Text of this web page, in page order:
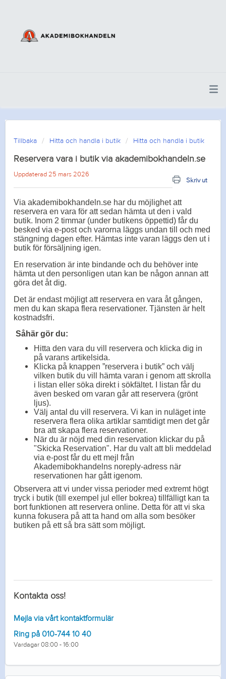
Tillbaka Hitta och handla i butik Hitta och handla i butik
Reservera vara i butik via akademibokhandeln.se
Skriv ut
Uppdaterad 25 mars 2026
Via akademibokhandeln.se har du möjlighet att
reservera en vara för att sedan hämta ut den i vald
butik. Inom 2 timmar (under butikens öppettid) får du
besked via e-post och varorna läggs undan till och med
stängning dagen efter. Hämtas inte varan läggs den ut i
butik för försäljning igen.
En reservation är inte bindande och du behöver inte
hämta ut den personligen utan kan be någon annan att
göra det åt dig.
Det är endast möjligt att reservera en vara åt gången,
men du kan skapa flera reservationer. Tjänsten är helt
kostnadsfri.
Såhär gör du:
Hitta den vara du vill reservera och klicka dig in
på varans artikelsida.
Klicka på knappen ”reservera i butik” och välj
vilken butik du vill hämta varan i genom att skrolla
i listan eller söka direkt i sökfältet. I listan får du
även besked om varan går att reservera (grönt
ljus).
Välj antal du vill reservera. Vi kan in nuläget inte
reservera flera olika artiklar samtidigt men det går
bra att skapa flera reservationer.
När du är nöjd med din reservation klickar du på
"Skicka Reservation". Har du valt att bli meddelad
via e-post får du ett mejl från
Akademibokhandelns noreply-adress när
reservationen har gått igenom.
Observera att vi under vissa perioder med extremt högt
tryck i butik (till exempel jul eller bokrea) tillfälligt kan ta
bort funktionen att reservera online. Detta för att vi ska
kunna fokusera på att ta hand om alla som besöker
butiken på ett så bra sätt som möjligt.
Kontakta oss!
Mejla via vårt kontaktformulär
Ring på 010-744 10 40
Vardagar 08:00 - 16:00